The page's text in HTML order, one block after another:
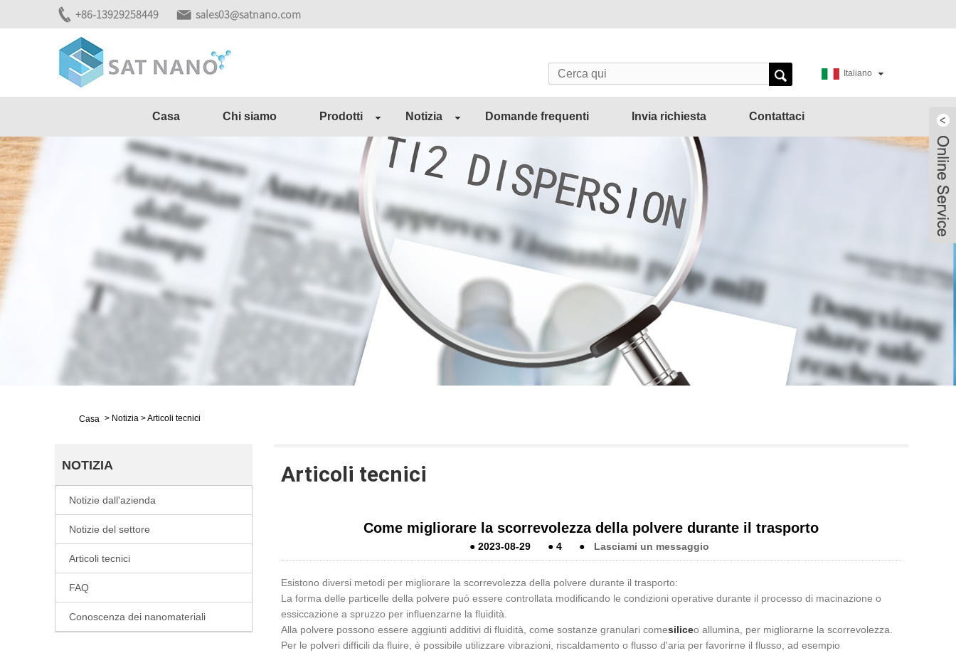
+86-13929258449 sales03@satnano.com
Italiano
Casa Chi siamo Prodotti Notizia Domande frequenti Invia richiesta Contattaci
Casa > Notizia >Articoli tecnici
NOTIZIA
Notizie dall'azienda
Notizie del settore
Articoli tecnici
FAQ
Conoscenza dei nanomateriali
Articoli tecnici
Come migliorare la scorrevolezza della polvere durante il trasporto
●2023-08-29 ●4 ● Lasciami un messaggio
Esistono diversi metodi per migliorare la scorrevolezza della polvere durante il trasporto:
La forma delle particelle della polvere può essere controllata modificando le condizioni operative durante il processo di macinazione o
essiccazione a spruzzo per influenzarne la fluidità.
Alla polvere possono essere aggiunti additivi di fluidità, come sostanze granulari comesiliceo allumina, per migliorarne la scorrevolezza.
Per le polveri difficili da fluire, è possibile utilizzare vibrazioni, riscaldamento o flusso d'aria per favorirne il flusso, ad esempio